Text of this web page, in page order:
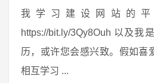
我学习建设网站的平台
https://bit.ly/3Qy8Ouh 以及我
历，或许您会感兴致。假如喜
相互学习 ...